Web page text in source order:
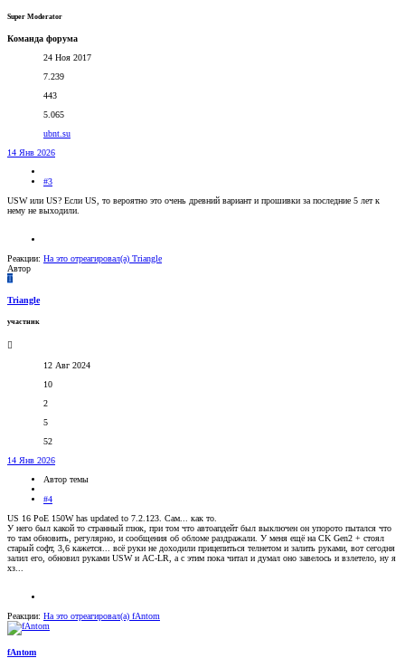
Super Moderator
Команда форума
24 Ноя 2017
7.239
443
5.065
ubnt.su
14 Янв 2026
#3
USW или US? Если US, то вероятно это очень древний вариант и прошивки за последние 5 лет к
нему не выходили.
Реакции: На это отреагировал(а) Triangle
Автор
T
Triangle
участник
12 Авг 2024
10
2
5
52
14 Янв 2026
Автор темы
#4
US 16 PoE 150W has updated to 7.2.123. Сам... как то.
У него был какой то странный глюк, при том что автоапдейт был выключен он упорото пытался что
то там обновить, регулярно, и сообщения об обломе раздражали. У меня ещё на CK Gen2 + стоял
старый софт, 3,6 кажется... всё руки не доходили прицепиться телнетом и залить руками, вот сегодня
залил его, обновил руками USW и AC-LR, а с этим пока читал и думал оно завелось и взлетело, ну я
хз...
Реакции: На это отреагировал(а) fAntom
fAntom